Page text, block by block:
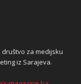
društvo za medijsku
iz Sarajeva.